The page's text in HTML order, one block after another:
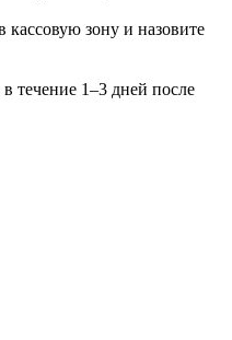
кассовую зону и назовите
в течение 1–3 дней после